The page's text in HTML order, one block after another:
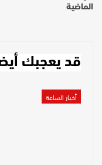
الماضية
قد يعجبك
أخبار الساعة